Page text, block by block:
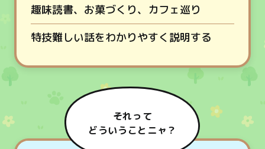
趣味読書、お菓づくり、カフェ巡り
特技難しい話をわかりやすく説明する
それって
どういうことニャ？